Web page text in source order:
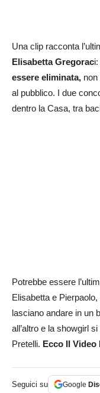
Una clip racconta
Elisabetta Gregorac
essere eliminata,
al pubblico. I due
dentro la Casa, tra
Potrebbe essere
Elisabetta e
lasciano andare in un
all’altro e la showgirl
Pretelli. Ecco Il Video
Seguici su Google